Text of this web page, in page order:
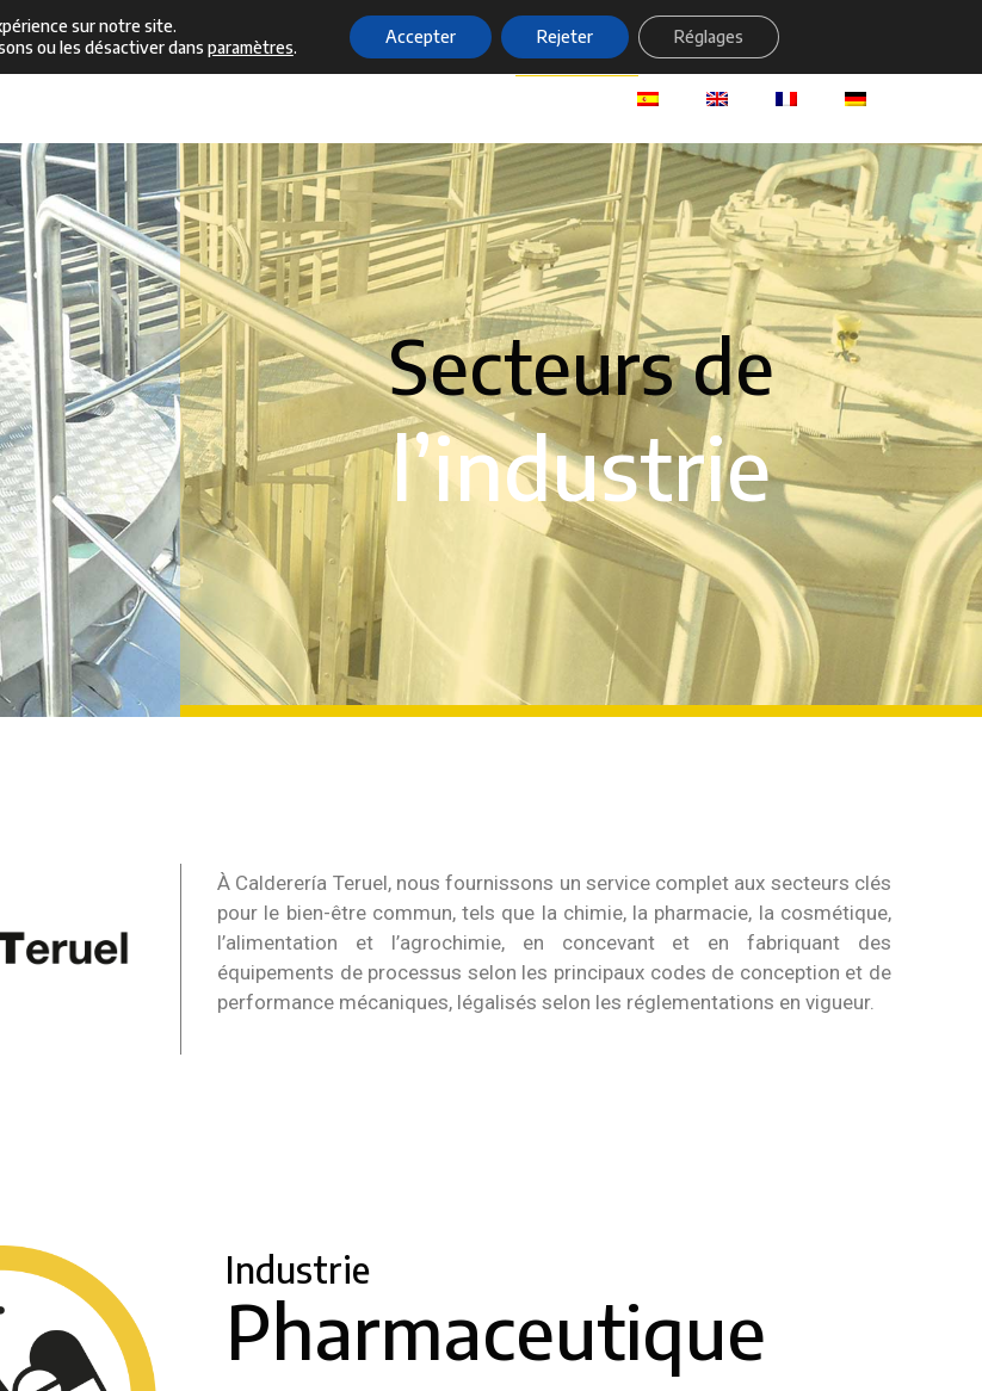
Notre Entreprise Fabrication Services Industrie Projects
Secteurs de
l’industrie
À Calderería Teruel, nous fournissons un service complet aux secteurs clés
pour le bien-être commun, tels que la chimie, la pharmacie, la cosmétique,
l’alimentation et l’agrochimie, en concevant et en fabriquant des
équipements de processus selon les principaux codes de conception et de
performance mécaniques, légalisés selon les réglementations en vigueur.
Industrie
Pharmaceutique
sur notre site.
ou les désactiver dans paramètres.
Accepter Rejeter Réglages